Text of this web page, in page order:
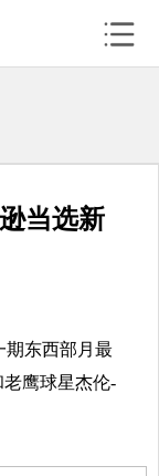
当选新
期东西部月最
鹰球星杰伦-